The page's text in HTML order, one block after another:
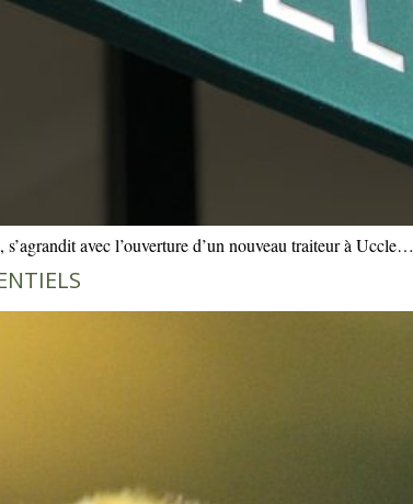
avec l’ouverture d’un nouveau traiteur à Uccle…